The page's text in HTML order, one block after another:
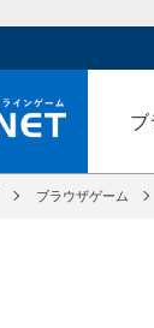
ブラウザゲーム